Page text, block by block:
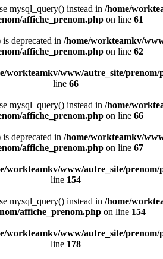
mysql_query() instead in /home/
affiche_prenom.phpon line 61
deprecated in /home/workteamkv/
affiche_prenom.phpon line 62
workteamkv/www/autre_site/
line 66
mysql_query() instead in /home/
affiche_prenom.phpon line 66
deprecated in /home/workteamkv/
affiche_prenom.phpon line 67
workteamkv/www/autre_site/
line 154
mysql_query() instead in /home/
affiche_prenom.phpon line 154
workteamkv/www/autre_site/
line 178